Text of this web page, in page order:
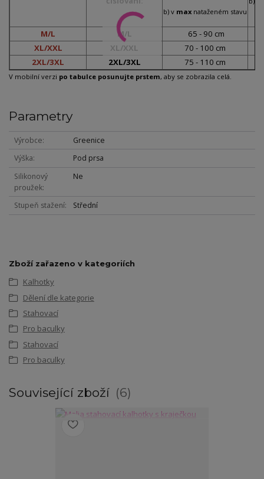
b) v max nataženém stavu
M/L M/L
65 - 90 cm
XL/XXL
XL/XXL
70 - 100 cm
2XL/3XL
2XL/3XL 75 - 110 cm
V mobilní verzi po tabulce posunujte prstem, aby se zobrazila celá.
Parametry
Výrobce
Greenice
Výška
Pod prsa
Silikonový
proužek
Ne
Stupeň stažení Střední
Zboží zařazeno v kategoriích
Kalhotky
Dělení dle kategorie
Stahovací
Pro baculky
Stahovací
Pro baculky
Související zboží 6